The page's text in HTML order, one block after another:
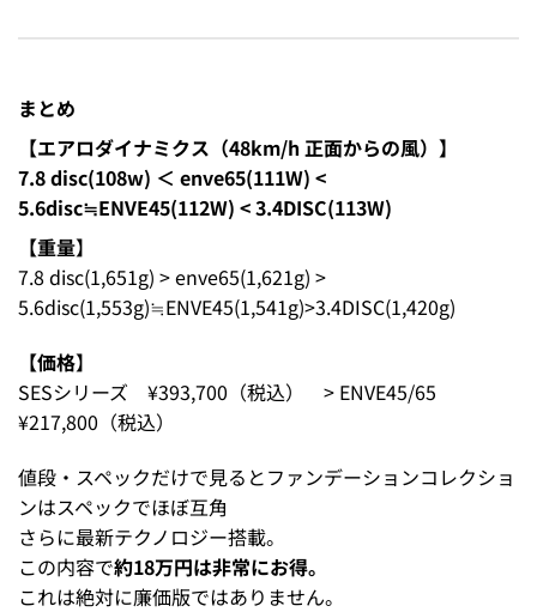
まとめ
【エアロダイナミクス（48km/h 正面からの風） 】
7.8 disc(108w) ＜ enve65(111W) <
5.6disc≒ENVE45(112W) < 3.4DISC(113W)
【重量】
7.8 disc(1,651g) > enve65(1,621g) >
5.6disc(1,553g)≒ENVE45(1,541g)>3.4DISC(1,420g)
【価格】
SESシリーズ ¥393,700（税込） > ENVE45/65
¥217,800（税込）
値段・スペックだけで見るとファンデーションコレクショ
ンはスペックでほぼ互角
さらに最新テクノロジー搭載。
この内容で約18万円は非常にお得。
これは絶対に廉価版ではありません。